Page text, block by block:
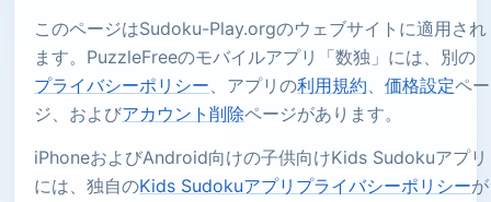
このページはSudoku-Play.orgのウェブサイトに適用され
ます。PuzzleFreeのモバイルアプリ「数独」には、別の
プライバシーポリシー、アプリの利用規約、 価格設定ペー
ジ、およびアカウント削除ページがあります。
iPhoneおよびAndroid向けの子供向けKids Sudokuアプリ
には、独自のKids Sudokuアプリプライバシーポリシーが